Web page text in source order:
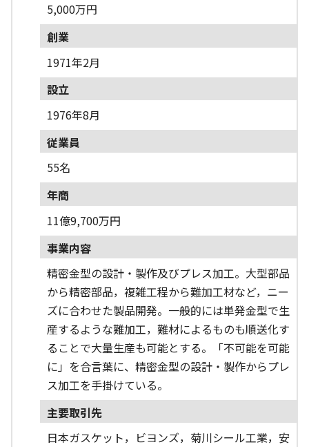
5,000万円
創業
1971年2月
設立
1976年8月
従業員
55名
年商
11億9,700万円
事業内容
精密金型の設計・製作及びプレス加工。大型部品
から精密部品，複雑工程から難加工材など，ニー
ズに合わせた製品開発。一般的には単発金型で生
産するような難加工，難材によるものも順送化す
ることで大量生産も可能とする。「不可能を可能
に」を合言葉に、精密金型の設計・製作からプレ
ス加工を手掛けている。
主要取引先
日本ガスケット，ビヨンズ，菊川シール工業，安